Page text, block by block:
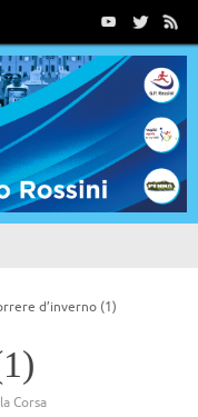
d’inverno (1)
Corsa